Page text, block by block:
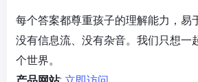
每个答案都尊重孩子的理解能力，易
没有信息流、没有杂音。我们只想一
个世界。